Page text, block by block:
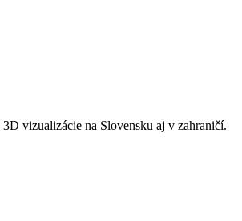
vizualizácie na Slovensku aj v zahraničí.